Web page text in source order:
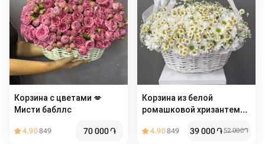
Корзина с цветами 💋
Мисти бабллс ️
4.90849 70 000֏
Корзина из белой
ромашковой хризантемы
4.90849 39 000֏52 000֏